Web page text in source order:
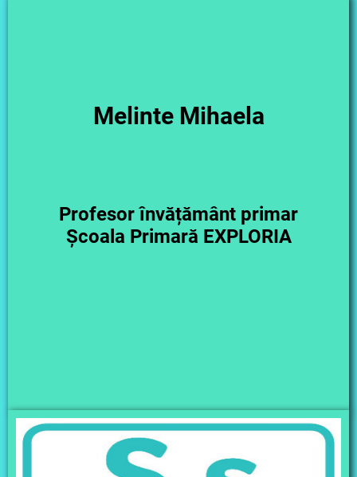
Melinte Mihaela
Profesor învățământ primar
Școala Primară EXPLORIA